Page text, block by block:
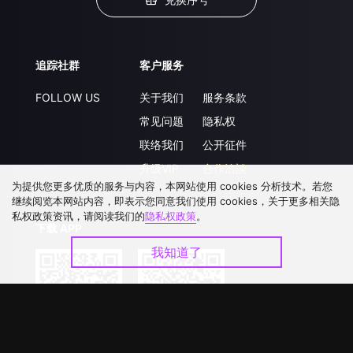
追踪社群
FOLLOW US
客户服务
关于我们
常见问题
联络我们
升级VIP
服务条款
隐私权
公开征件
合作洽談
为提供您更多优质的服务与内容，本网站使用 cookies 分析技术。若您
继续阅览本网站内容，即表示您同意我们使用 cookies，关于更多相关隐
私权政策资讯，请阅读我们的隐私权政策。
我知道了